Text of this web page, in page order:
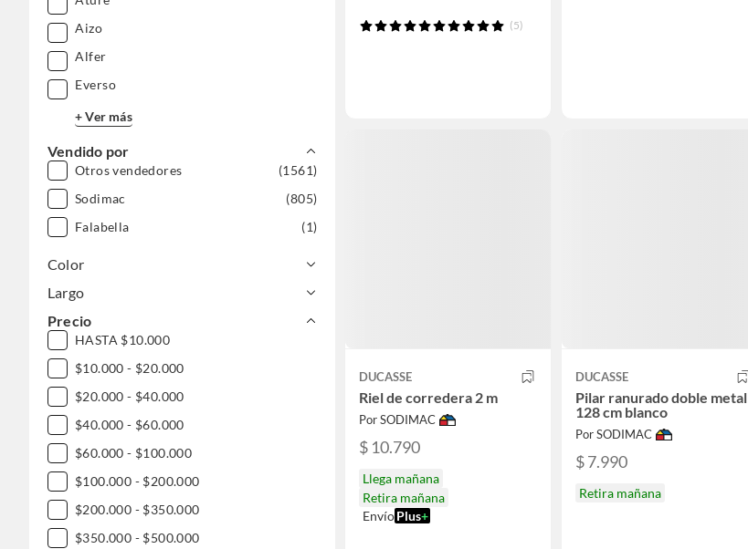
Aizo
Alfer
Everso
+ Ver más
Vendido por
Otros vendedores
(1561)
Sodimac
(805)
Falabella
(1)
Color
Largo
Precio
HASTA $10.000
$10.000 - $20.000
$20.000 - $40.000
$40.000 - $60.000
$60.000 - $100.000
$100.000 - $200.000
$200.000 - $350.000
$350.000 - $500.000
(5)
DUCASSE
Riel de corredera 2 m
Por SODIMAC
$ 10.790
Llega mañana
Retira mañana
EnvíoPlus+
DUCASSE
Pilar ranurado doble metal
128 cm blanco
Por SODIMAC
$ 7.990
Retira mañana